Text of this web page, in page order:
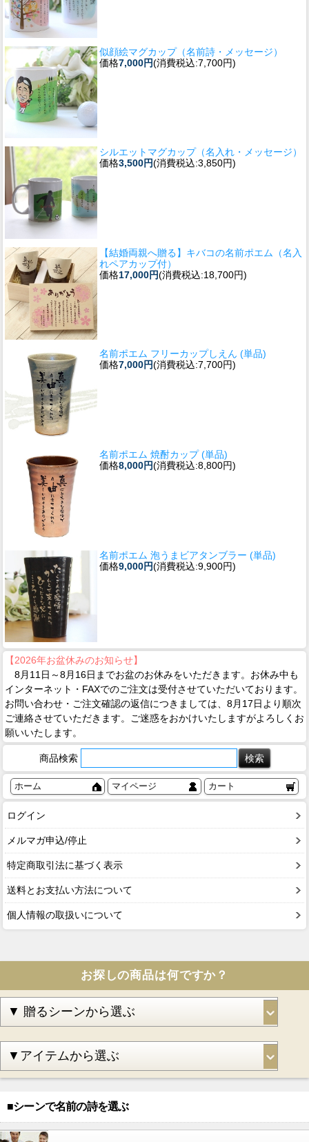
似顔絵マグカップ（名前詩・メッセージ）
価格7,000円(消費税込:7,700円)
シルエットマグカップ（名入れ・メッセージ）
価格3,500円(消費税込:3,850円)
【結婚両親へ贈る】キバコの名前ポエム（名入
れペアカップ付）
価格17,000円(消費税込:18,700円)
名前ポエム フリーカップしえん (単品)
価格7,000円(消費税込:7,700円)
名前ポエム 焼酎カップ (単品)
価格8,000円(消費税込:8,800円)
名前ポエム 泡うまビアタンブラー (単品)
価格9,000円(消費税込:9,900円)
【2026年お盆休みのお知らせ】
8月11日～8月16日までお盆のお休みをいただきます。お休み中も
インターネット・FAXでのご注文は受付させていただいております。
お問い合わせ・ご注文確認の返信につきましては、8月17日より順次
ご連絡させていただきます。ご迷惑をおかけいたしますがよろしくお
願いいたします。
商品検索
ホーム マイページ カート
ログイン
メルマガ申込/停止
特定商取引法に基づく表示
送料とお支払い方法について
個人情報の取扱いについて
お探しの商品は何ですか？
■シーンで名前の詩を選ぶ